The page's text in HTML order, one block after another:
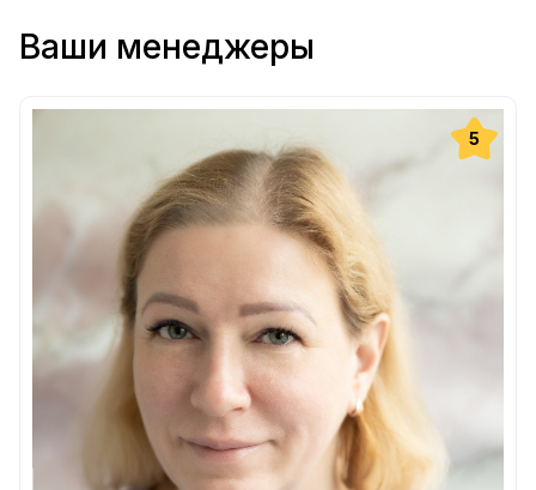
Ваши менеджеры
5